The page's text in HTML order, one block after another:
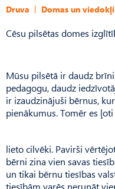
Druva Domas un viedokļi
Cēsu pilsētas domes
Mūsu pilsētā ir daudz
pedagogu, daudz
ir izaudzinājuši bērnus,
pienākumus. Tomēr es
lieto cilvēki. Pavirši
bērni zina vien savas
un tikai bērnu tiesības
tiesībām varēs nerunāt